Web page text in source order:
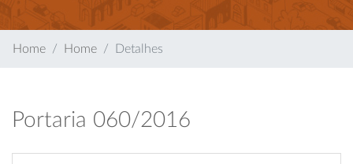
Home Home Detalhes
Portaria 060/2016